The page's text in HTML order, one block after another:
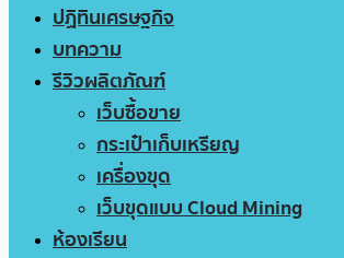
ปฏิทินเศรษฐกิจ
บทความ
รีวิวผลิตภัณฑ์
เว็บซื้อขาย
กระเป๋าเก็บเหรียญ
เครื่องขุด
เว็บขุดแบบ Cloud Mining
ห้องเรียน